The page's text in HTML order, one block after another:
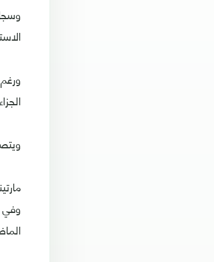
ويتصدر
وفي
الماضية- التعادل 1-1